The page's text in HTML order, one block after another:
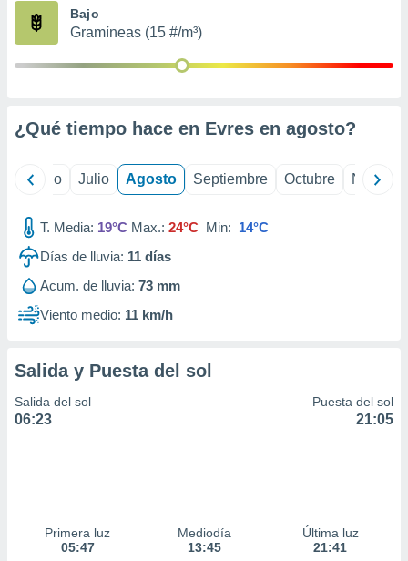
publicidad
publicidad
1199
Bajo
Gramíneas (15 #/m³)
¿Qué tiempo hace en Evres en agosto?
Junio Julio Agosto Septiembre Octubre
T. Media: 19°C Max.: 24°C Min: 14°C
Días de lluvia: 11 días
Acum. de lluvia: 73 mm
Viento medio: 11 km/h
Salida y Puesta del sol
Salida del sol
06:23
Puesta del sol
21:05
Primera luz
05:47
Mediodía
13:45
Última luz
21:41